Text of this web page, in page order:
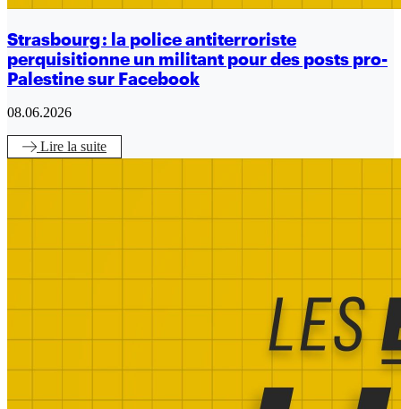
Strasbourg : la police antiterroriste
perquisitionne un militant pour des posts pro-
Palestine sur Facebook
08.06.2026
Lire la suite